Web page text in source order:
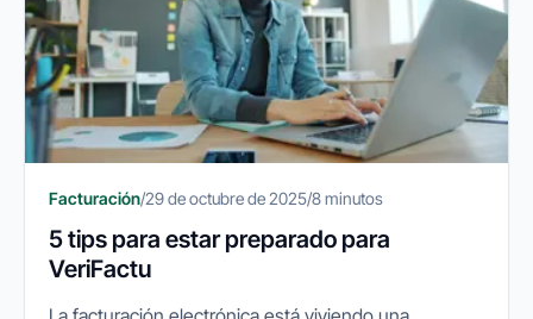
Facturación/29 de octubre de 2025/8 minutos
5 tips para estar preparado para
VeriFactu